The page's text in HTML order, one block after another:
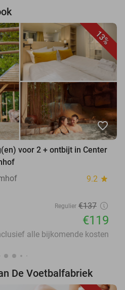
13%
favorite_border
voor 2 + ontbijt in Center
9.2 star
Regulier €137
€119
alle bijkomende kosten
De Voetbalfabriek